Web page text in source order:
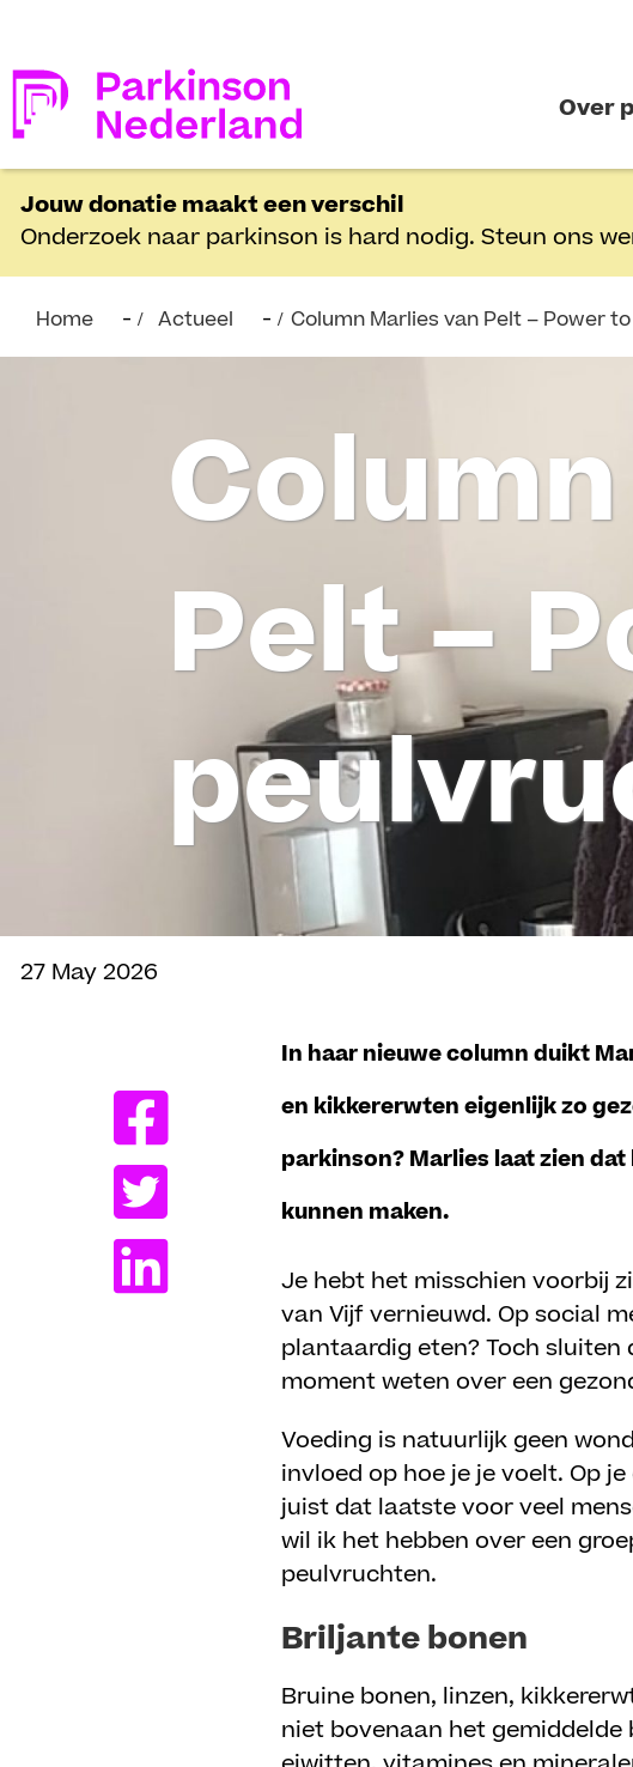
Over
Jouw donatie maakt een verschil
Onderzoek naar parkinson is hard nodig. Steun ons
Home Actueel Column Marlies van Pelt – Power
Pelt –
27 May 2026
In haar nieuwe column duikt
en kikkererwten eigenlijk zo
parkinson? Marlies laat zien
kunnen maken.
Je hebt het misschien voorbij
van Vijf vernieuwd. Op social
plantaardig eten? Toch
moment weten over een
Voeding is natuurlijk geen
invloed op hoe je je voelt. Op
juist dat laatste voor veel
wil ik het hebben over een
peulvruchten.
Briljante bonen
Bruine bonen, linzen,
niet bovenaan het gemiddelde